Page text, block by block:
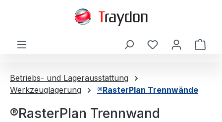
Betriebs- und Lagerausstattung
Werkzeuglagerung
®RasterPlan Trennwände
®RasterPlan Trennwand